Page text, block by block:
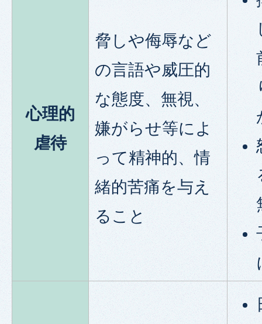
心理的
虐待
脅しや侮辱など
の言語や威圧的
な態度、無視、
嫌がらせ等によ
って精神的、情
緒的苦痛を与え
ること